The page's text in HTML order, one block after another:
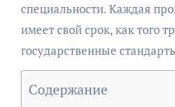
специальности. Каждая
имеет свой срок, как того
государственные
Содержание